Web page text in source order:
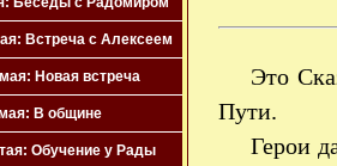
Встреча с Алексеем
Новая встреча
В общине
Обучение у Рады
Это
Пути.
Герои